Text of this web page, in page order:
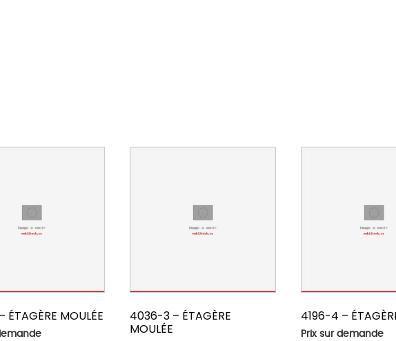
ÉTAGÈRE MOULÉE
4036-3 – ÉTAGÈRE
MOULÉE
4196-4 –
Prix sur demande